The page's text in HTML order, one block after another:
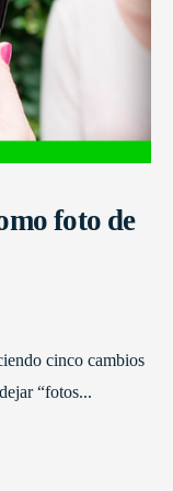
foto de
cinco cambios
“fotos...